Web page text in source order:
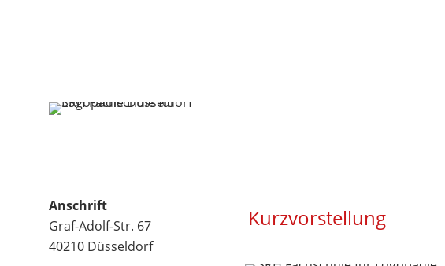
Anschrift
Graf-Adolf-Str. 67
40210 Düsseldorf
Kurzvorstellung